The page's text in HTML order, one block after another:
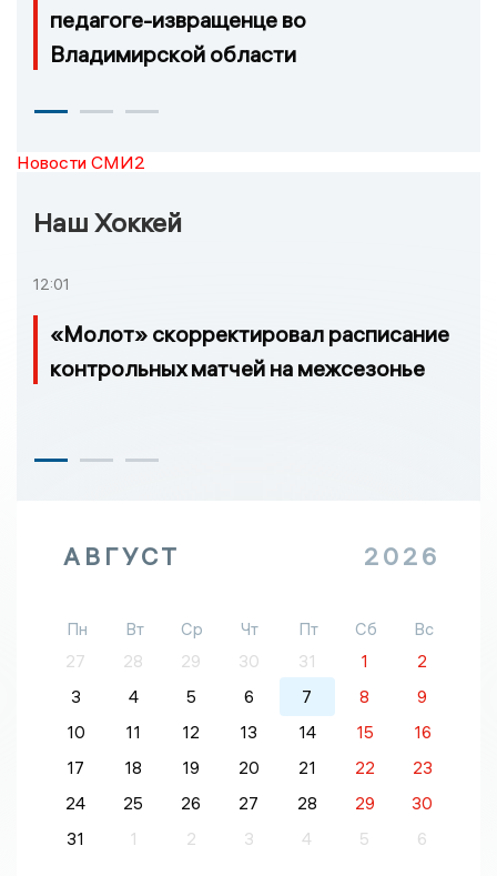
педагоге-извращенце во
Владимирской области
Новости СМИ2
Наш Хоккей
12:01
«Молот» скорректировал расписание
контрольных матчей на межсезонье
АВГУСТ 2026
Пн Вт Ср Чт Пт Сб
Вс
27
28 29 30 31 1
2
3
4 5 6 7 8
9
10
11 12 13 14 15
16
17
18 19 20 21 22
23
24
25 26 27 28 29
30
31
1 2 3 4 5 6